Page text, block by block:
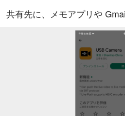
共有先に、メモアプリや